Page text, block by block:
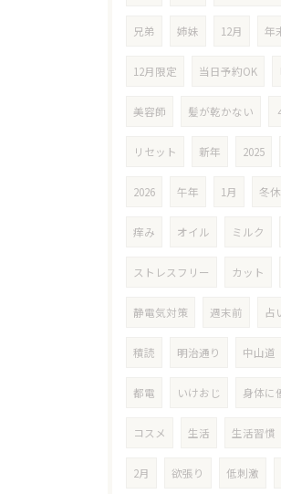
兄弟 姉妹 12月 年
12月限定 当日予約OK
美容師 髪が乾かない
リセット 新年 2025
2026 午年 1月 冬
痒み オイル ミルク
ストレスフリー カット
静電気対策 週末前 占
積読 明治通り 中山道
都電 いけおじ 身体に
コスメ 生活 生活習慣
2月 欲張り 低刺激